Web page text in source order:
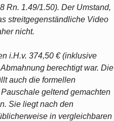
Rn. 1.49/1.50). Der Umstand,
streitgegenständliche Video
nicht.
i.H.v. 374,50 € (inklusive
berechtigt war. Die
auch die formellen
geltend gemachten
Sie liegt nach den
in vergleichbaren